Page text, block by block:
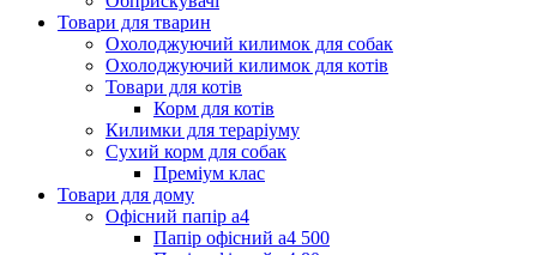
Товари для тварин
Охолоджуючий килимок для собак
Охолоджуючий килимок для котів
Товари для котів
Корм для котів
Килимки для тераріуму
Сухий корм для собак
Преміум клас
Товари для дому
Офісний папір а4
Папір офісний а4 500